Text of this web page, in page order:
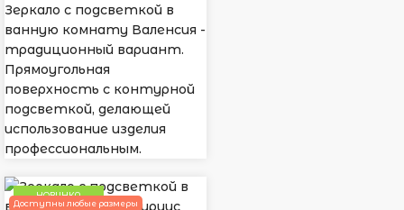
Зеркало с подсветкой в
ванную комнату Валенсия -
традиционный вариант.
Прямоугольная
поверхность с контурной
подсветкой, делающей
использование изделия
профессиональным.
НОВИНКА
Доступны любые размеры